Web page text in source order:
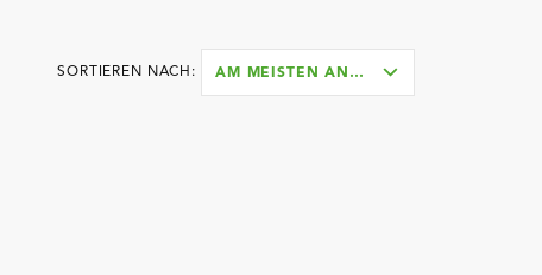
SORTIEREN NACH: AM MEISTEN ANGESEHEN